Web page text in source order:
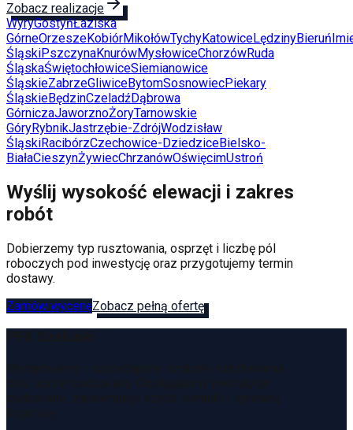
Zobacz realizacje
WyryGostyńŁaziska
GórneOrzeszeKobiórMikołówTychyKatowiceLędzinyBieruń
ŚląskiPszczynaKnurówMysłowiceChorzówRuda
ŚląskaŚwiętochłowiceSiemianowice
ŚląskieZabrzeGliwiceBytomSosnowiecPiekary
ŚląskieBędzinCzeladźDąbrowa
GórniczaJaworznoŻoryTarnowskie
GóryRybnikJastrzębie-ZdrójWodzisław
ŚląskiRacibórzCzechowice-DziedziceBielsko-
BiałaCieszynŻywiecChrzanówOświęcimUstroń
Wyślij wysokość elewacji i zakres
robót
Dobierzemy typ rusztowania, osprzęt i liczbę pól
roboczych pod inwestycję oraz przygotujemy termin
dostawy.
Zamów wycenęZobacz pełną ofertę